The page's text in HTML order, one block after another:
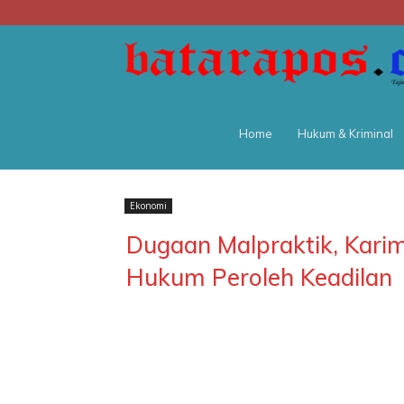
Home Hukum & Kriminal
Ekonomi
Dugaan Malpraktik,
Hukum Peroleh Keadilan